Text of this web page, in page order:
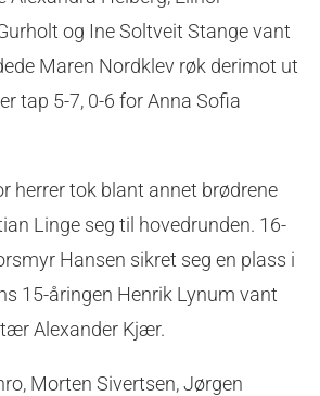
og Ine Soltveit Stange vant
Maren Nordklev røk derimot ut
tap 5-7, 0-6 for Anna Sofia
herrer tok blant annet brødrene
Linge seg til hovedrunden. 16-
Hansen sikret seg en plass i
15-åringen Henrik Lynum vant
Alexander Kjær.
Morten Sivertsen, Jørgen